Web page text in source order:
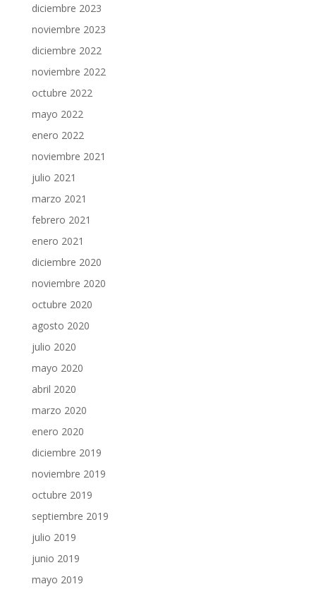
diciembre 2023
noviembre 2023
diciembre 2022
noviembre 2022
octubre 2022
mayo 2022
enero 2022
noviembre 2021
julio 2021
marzo 2021
febrero 2021
enero 2021
diciembre 2020
noviembre 2020
octubre 2020
agosto 2020
julio 2020
mayo 2020
abril 2020
marzo 2020
enero 2020
diciembre 2019
noviembre 2019
octubre 2019
septiembre 2019
julio 2019
junio 2019
mayo 2019